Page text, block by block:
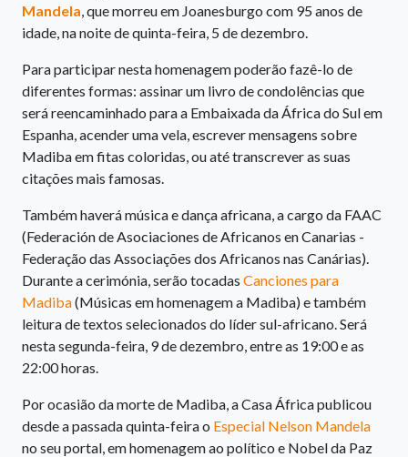
Mandela, que morreu em Joanesburgo com 95 anos de
idade, na noite de quinta-feira, 5 de dezembro.
Para participar nesta homenagem poderão fazê-lo de
diferentes formas: assinar um livro de condolências que
será reencaminhado para a Embaixada da África do Sul em
Espanha, acender uma vela, escrever mensagens sobre
Madiba em fitas coloridas, ou até transcrever as suas
citações mais famosas.
Também haverá música e dança africana, a cargo da FAAC
(Federación de Asociaciones de Africanos en Canarias -
Federação das Associações dos Africanos nas Canárias).
Durante a cerimónia, serão tocadas Canciones para
Madiba(Músicas em homenagem a Madiba) e também
leitura de textos selecionados do líder sul-africano. Será
nesta segunda-feira, 9 de dezembro, entre as 19:00 e as
22:00 horas.
Por ocasião da morte de Madiba, a Casa África publicou
desde a passada quinta-feira o Especial Nelson Mandela
no seu portal, em homenagem ao político e Nobel da Paz